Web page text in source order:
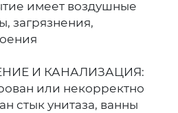
имеет воздушные
загрязнения,
И КАНАЛИЗАЦИЯ:
или некорректно
стык унитаза, ванны